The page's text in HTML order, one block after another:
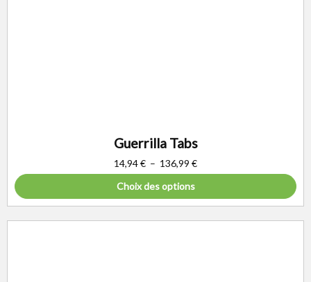
Guerrilla Tabs
14,94€ – 136,99 €
Choix des options